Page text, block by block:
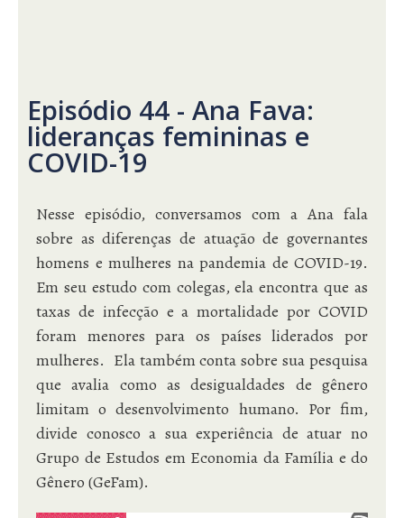
Episódio 44 - Ana Fava:
lideranças femininas e
COVID-19
Nesse episódio, conversamos com a Ana fala
sobre as diferenças de atuação de governantes
homens e mulheres na pandemia de COVID-19.
Em seu estudo com colegas, ela encontra que as
taxas de infecção e a mortalidade por COVID
foram menores para os países liderados por
mulheres. Ela também conta sobre sua pesquisa
que avalia como as desigualdades de gênero
limitam o desenvolvimento humano. Por fim,
divide conosco a sua experiência de atuar no
Grupo de Estudos em Economia da Família e do
Gênero (GeFam).